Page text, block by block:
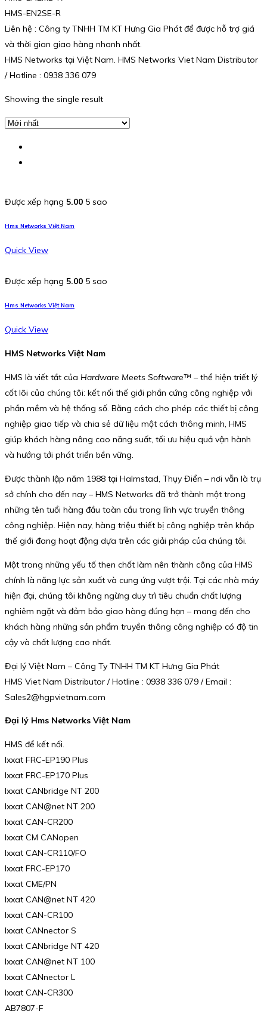
HMS-EN2SE-R
Liên hệ : Công ty TNHH TM KT Hưng Gia Phát để được hỗ trợ giá
và thời gian giao hàng nhanh nhất.
HMS Networks tại Việt Nam. HMS Networks Viet Nam Distributor
/ Hotline : 0938 336 079
Showing the single result
Được xếp hạng 5.00 5 sao
Hms Networks Việt Nam
Quick View
Được xếp hạng 5.00 5 sao
Hms Networks Việt Nam
Quick View
HMS Networks Việt Nam
HMS là viết tắt của Hardware Meets Software™ – thể hiện triết lý
cốt lõi của chúng tôi: kết nối thế giới phần cứng công nghiệp với
phần mềm và hệ thống số. Bằng cách cho phép các thiết bị công
nghiệp giao tiếp và chia sẻ dữ liệu một cách thông minh, HMS
giúp khách hàng nâng cao năng suất, tối ưu hiệu quả vận hành
và hướng tới phát triển bền vững.
Được thành lập năm 1988 tại Halmstad, Thụy Điển – nơi vẫn là trụ
sở chính cho đến nay – HMS Networks đã trở thành một trong
những tên tuổi hàng đầu toàn cầu trong lĩnh vực truyền thông
công nghiệp. Hiện nay, hàng triệu thiết bị công nghiệp trên khắp
thế giới đang hoạt động dựa trên các giải pháp của chúng tôi.
Một trong những yếu tố then chốt làm nên thành công của HMS
chính là năng lực sản xuất và cung ứng vượt trội. Tại các nhà máy
hiện đại, chúng tôi không ngừng duy trì tiêu chuẩn chất lượng
nghiêm ngặt và đảm bảo giao hàng đúng hạn – mang đến cho
khách hàng những sản phẩm truyền thông công nghiệp có độ tin
cậy và chất lượng cao nhất.
Đại lý Việt Nam – Công Ty TNHH TM KT Hưng Gia Phát
HMS Viet Nam Distributor / Hotline : 0938 336 079 / Email :
Sales2@hgpvietnam.com
Đại lý Hms Networks Việt Nam
HMS để kết nối.
Ixxat FRC-EP190 Plus
Ixxat FRC-EP170 Plus
Ixxat CANbridge NT 200
Ixxat CAN@net NT 200
Ixxat CAN-CR200
Ixxat CM CANopen
Ixxat CAN-CR110/FO
Ixxat FRC-EP170
Ixxat CME/PN
Ixxat CAN@net NT 420
Ixxat CAN-CR100
Ixxat CANnector S
Ixxat CANbridge NT 420
Ixxat CAN@net NT 100
Ixxat CANnector L
Ixxat CAN-CR300
AB7807-F